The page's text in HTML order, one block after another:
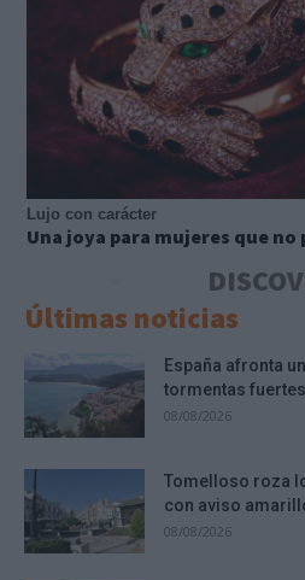
Lujo con carácter
Una joya para mujeres que no
Últimas noticias
España afronta
tormentas
08/08/2026
Tomelloso roza
con aviso
08/08/2026